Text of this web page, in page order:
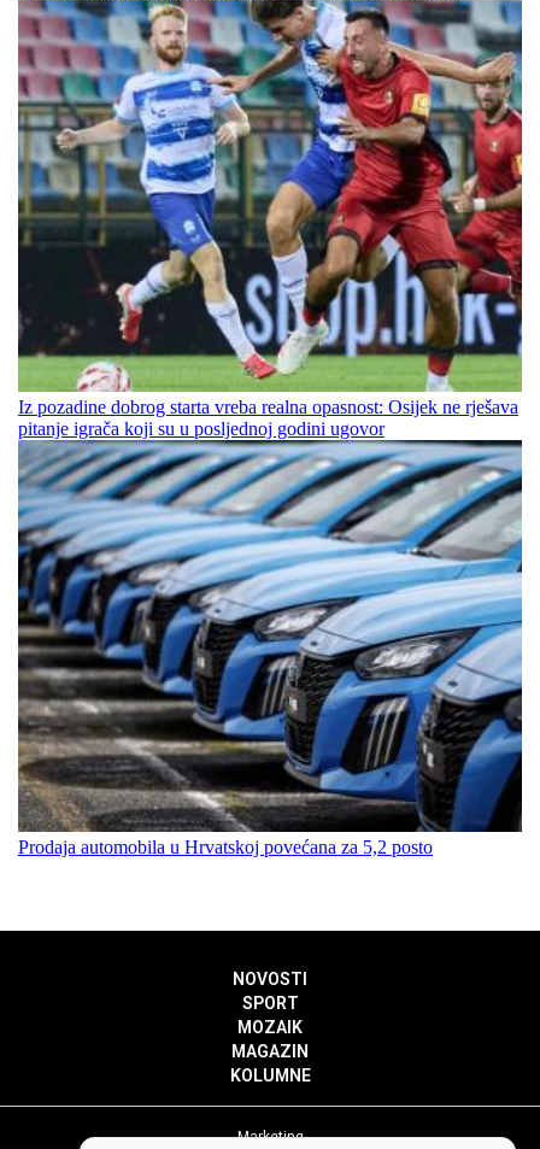
Iz pozadine dobrog starta vreba realna opasnost: Osijek ne rješava
pitanje igrača koji su u posljednoj godini ugovor
Prodaja automobila u Hrvatskoj povećana za 5,2 posto
NOVOSTI
SPORT
MOZAIK
MAGAZIN
KOLUMNE
Marketing